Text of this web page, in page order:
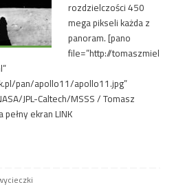
rozdzielczości 450
mega pikseli każda z
panoram. [pano
file=”http://tomaszmiel
pan/apollo11/apollo11.jpg”
JPL-Caltech/MSSS / Tomasz
ekran LINK